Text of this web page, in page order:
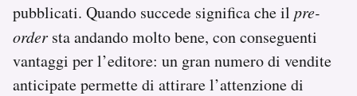
Area Personale
Newsletter
Notifiche mobile
pubblicati. Quando succede significa che il pre-
order sta andando molto bene, con conseguenti
vantaggi per l’editore: un gran numero di vendite
anticipate permette di attirare l’attenzione di